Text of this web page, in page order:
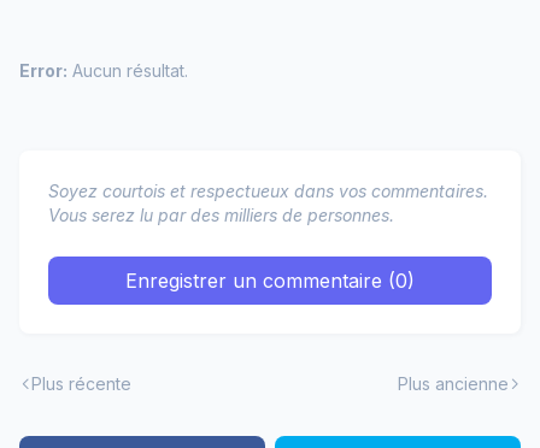
Error: Aucun résultat.
Soyez courtois et respectueux dans vos commentaires.
Vous serez lu par des milliers de personnes.
Enregistrer un commentaire (0)
Plus récente Plus ancienne